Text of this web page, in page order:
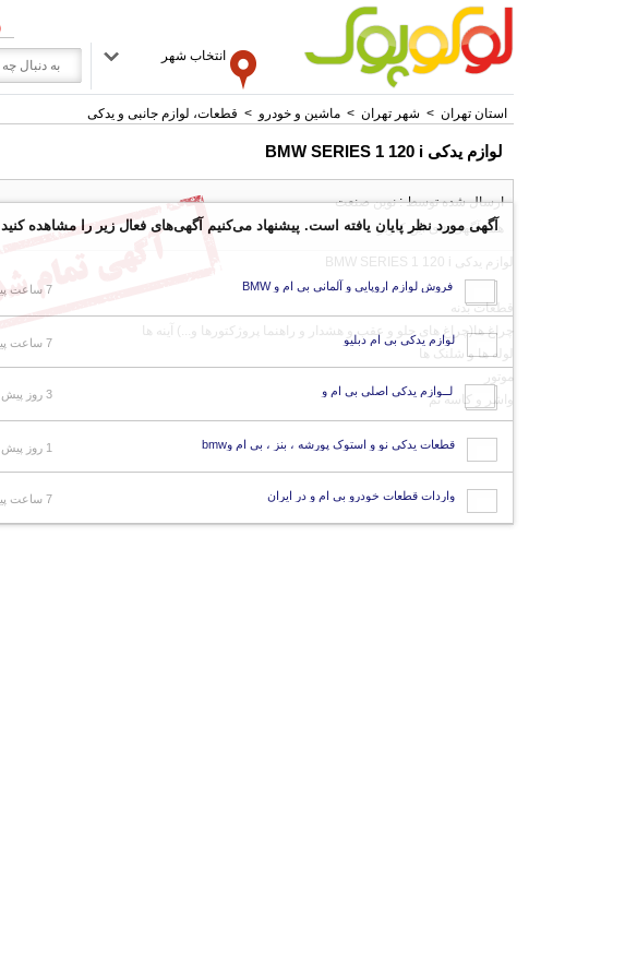
انتخاب شهر
استان تهران > شهر تهران > ماشین و خودرو > قطعات، لوازم جانبی و یدکی
لوازم یدکی BMW SERIES 1 120 i
ارسال شده توسط : نوین صنعت
همه آگهی های این کاربر
لوازم یدکی BMW SERIES 1 120 i
قطعات بدنه
چراغ ها(چراغ های جلو و عقب و هشدار و راهنما پروژکتورها و...) آینه ها
لوله ها و شلنک ها
موتور
واشر و کاسه نم
آگهی مورد نظر پایان یافته است. پیشنهاد می‌کنیم آگهی‌های فعال زیر را مشاهده کنید
فروش لوازم اروپایی و آلمانی بی ام و BMW 7 ساعت پیش
لوازم یدکی بی ام دبلیو 7 ساعت پیش
لــوازم یدکی اصلی بی ام و 3 روز پیش
قطعات یدکی نو و استوک پورشه ، بنز ، بی ام وbmw 1 روز پیش
واردات قطعات خودرو بی ام و در ایران 7 ساعت پیش